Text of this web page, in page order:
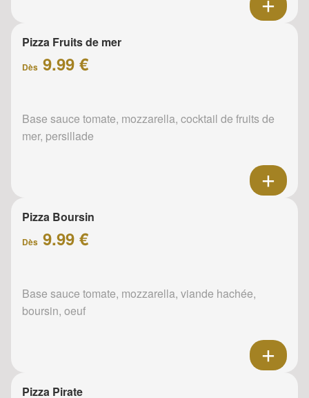
Pizza Fruits de mer
Dès 9.99 €
Base sauce tomate, mozzarella, cocktail de fruits de
mer, persillade
Pizza Boursin
Dès 9.99 €
Base sauce tomate, mozzarella, viande hachée,
boursin, oeuf
Pizza Pirate